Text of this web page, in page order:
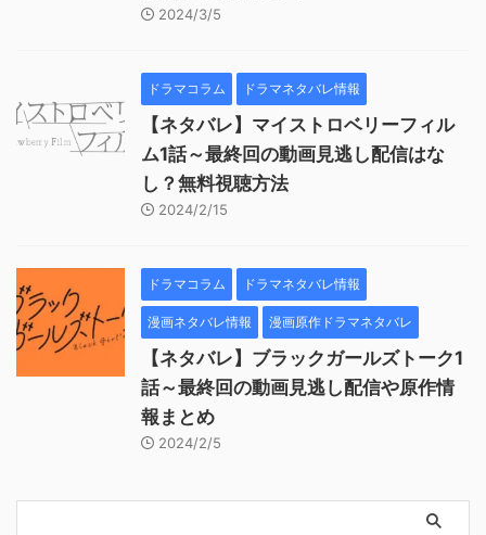
2024/3/5
ドラマコラム ドラマネタバレ情報
【ネタバレ】マイストロベリーフィル
ム1話～最終回の動画見逃し配信はな
し？無料視聴方法
2024/2/15
ドラマコラム ドラマネタバレ情報
漫画ネタバレ情報 漫画原作ドラマネタバレ
【ネタバレ】ブラックガールズトーク1
話～最終回の動画見逃し配信や原作情
報まとめ
2024/2/5